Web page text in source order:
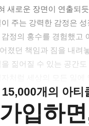
새로운 장면이 연출되
주는 강력한 감정은
정의 홍수를 경험했고
졌던 책임과 짐을 내려
짊어질 수 있는 공간
15,000개의 아티
가입하